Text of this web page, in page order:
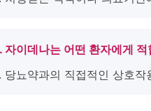
자이데나는 어떤 환자에게
당뇨약과의 직접적인 상호